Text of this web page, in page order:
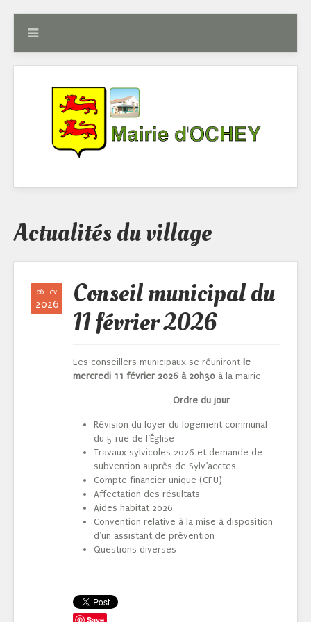
Actualités du village
06 Fév
2026
Conseil municipal du
11 février 2026
Les conseillers municipaux se réuniront le
mercredi 11 février 2026 à 20h30 à la mairie
Ordre du jour
Révision du loyer du logement communal
du 5 rue de l’Église
Travaux sylvicoles 2026 et demande de
subvention auprès de Sylv’acctes
Compte financier unique (CFU)
Affectation des résultats
Aides habitat 2026
Convention relative à la mise à disposition
d’un assistant de prévention
Questions diverses
Save